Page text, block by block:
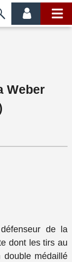
menu
menu
Weber
de la
dont les tirs au
double médaillé